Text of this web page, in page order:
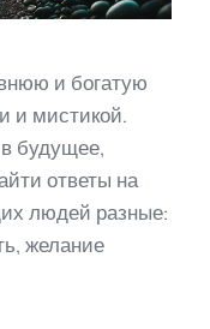
и богатую
и мистикой.
будущее,
ответы на
людей разные:
желание